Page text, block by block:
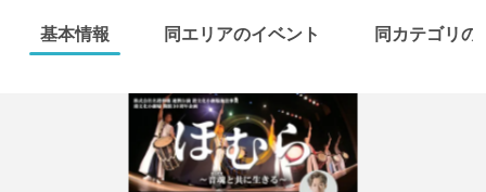
基本情報 同エリアのイベント 同カテゴリの